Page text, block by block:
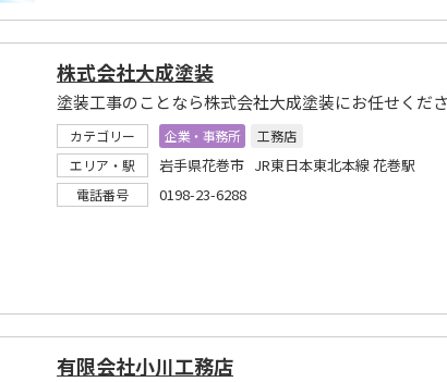
株式会社大成塗装
塗装工事のことなら株式会社大成塗装にお任せくだ
カテゴリー 企業・事務所
工務店
エリア・駅
岩手県花巻市 JR東日本東北本線 花巻駅
電話番号 0198-23-6288
有限会社小川工務店